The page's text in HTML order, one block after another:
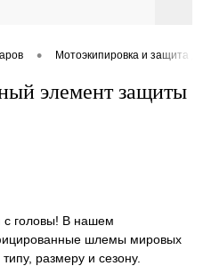
• Мотоэкипировка и защита
элемент защиты
с головы! В нашем
шлемы мировых
размеру и сезону.